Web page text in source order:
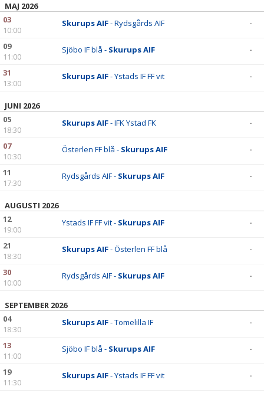
MAJ 2026
03
10:00
Skurups AIF- Rydsgårds AIF -
09
11:00
Sjöbo IF blå - Skurups AIF -
31
13:00
Skurups AIF- Ystads IF FF vit -
JUNI 2026
05
18:30
Skurups AIF- IFK Ystad FK -
07
10:30
Österlen FF blå - Skurups AIF -
11
17:30
Rydsgårds AIF - Skurups AIF -
AUGUSTI 2026
12
19:00
Ystads IF FF vit - Skurups AIF -
21
18:30
Skurups AIF- Österlen FF blå -
30
10:00
Rydsgårds AIF - Skurups AIF -
SEPTEMBER 2026
04
18:30
Skurups AIF- Tomelilla IF -
13
11:00
Sjöbo IF blå - Skurups AIF -
19
11:30
Skurups AIF- Ystads IF FF vit -